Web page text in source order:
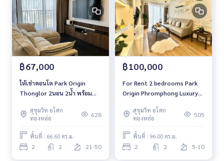
฿67,000
ให้เช่าคอนโด Park Origin
Thonglor 2นอน 2น้ำ พร้อม
สุขุมวิท อโศก
ทองหล่อ
628
พื้นที่ : 66.60 ตร.ม.
2 2 21-50
฿100,000
For Rent 2 bedrooms Park
Origin Phromphong Luxury
BTS Phrom Phong Fully
furnished Ready to move in
สุขุมวิท อโศก
ทองหล่อ
505
พื้นที่ : 96.00 ตร.ม.
2 2 5-10